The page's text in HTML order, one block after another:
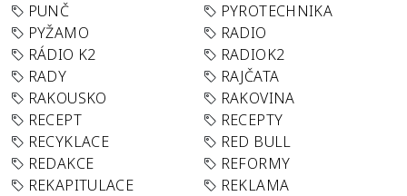
PUNČ
PYROTECHNIKA
PYŽAMO
RADIO
RÁDIO K2
RADIOK2
RADY
RAJČATA
RAKOUSKO
RAKOVINA
RECEPT
RECEPTY
RECYKLACE
RED BULL
REDAKCE
REFORMY
REKAPITULACE
REKLAMA